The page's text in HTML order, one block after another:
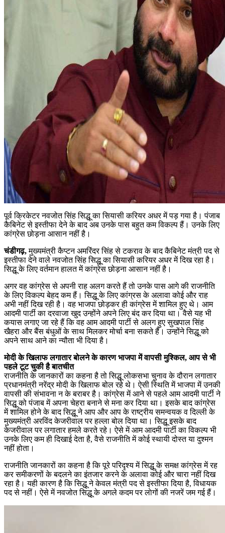
पूर्व क्रिकेटर नवजोत सिंह सिद्धू का सियासी करियर अधर में पड़ गया है। पंजाब
कैबिनेट से इस्‍तीफा देने के बाद अब उनके पास बहुत कम विकल्‍प हैं। उनके लिए
कांग्रेस छोड़ना आसान नहीं है।
चंडीगढ़,मुख्‍यमंत्री कैप्‍टन अमरिंदर सिंह से टकराव के बाद कैबिनेट मंत्री पद से
इस्तीफा देने वाले नवजोत सिंह सिद्धू का सियासी करियर अधर में दिख रहा है।
सिद्धू के लिए वर्तमान हालत में कांग्रेस छोड़ना आसान नहीं है।
अगर वह कांग्रेस से अपनी राह अलग करते हैं तो उनके पास आगे की राजनीति
के लिए विकल्प बेहद कम हैं। सिद्धू के लिए कांग्रस के अलावा कोई और राह
अभी नहीं दिख रही है। वह भाजपा छोड़कर ही कांग्रेस में शामिल हुए थे। आम
आदमी पार्टी का दरवाजा खुद उन्होंने अपने लिए बंद कर दिया था। वैसे यह भी
कयास लगाए जा रहे हैं कि वह आम आदमी पार्टी से अलग हुए सुखपाल सिंह
खैहरा और बैंस बंधुओं के साथ मिलकर मोर्चा बना सकते हैं। उन्‍होंने सिद्धू को
अपने साथ आने का न्‍यौता भी दिया है।
मोदी के खिलाफ लगातार बोलने के कारण भाजपा में वापसी मुश्किल, आप से भी
पहले टूट चुकी है बातचीत
राजनीति के जानकारों का कहना है तो सिद्धू लोकसभा चुनाव के दौरान लगातार
प्रधानमंत्री नरेंद्र मोदी के खिलाफ बोल रहे थे। ऐसी स्थिति में भाजपा में उनकी
वापसी की संभावना न के बराबर है। कांग्रेस में आने से पहले आम आदमी पार्टी ने
सिद्धू को पंजाब में अपना चेहरा बनाने से मना कर दिया था। इसके बाद कांग्रेस
में शामिल होने के बाद सिद्धू ने आप और आप के राष्‍ट्रीय समन्‍वयक व‍ दिल्‍ली के
मुख्‍यमंत्री अरविंद केजरीवाल पर हल्‍ला बोल दिया था। सिद्धू इसके बाद
केजरीवाल पर लगातार हमले करते रहे। ऐसे में आम आदमी पार्टी का विकल्‍प भी
उनके लिए कम ही दिखाई देता है, वैसे राजनी‍ति में कोई स्‍थायी दोस्‍त या दुश्‍मन
नहीं होता।
राजनीति जानकारों का कहना है कि पूरे परिदृश्‍य में सिद्धू के समक्ष कांग्रेस में रह
कर समीकरणों के बदलने का इंतजार करने के अलावा कोई और चारा नहीं दिख
रहा है। यही कारण है कि सिद्धू ने केवल मंत्री पद से इस्तीफा दिया है, विधायक
पद से नहीं। ऐसे में नवजोत सिद्धू के अगले कदम पर लाेगों की नजरें जम गई हैं।